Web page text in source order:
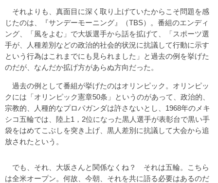
それよりも、真面目に深く取り上げていたからこそ問題を感
じたのは、『サンデーモーニング』（TBS）。番組のエンディ
ング、「風をよむ」で大坂選手から話を拡げて、「スポーツ選
手が、人種差別などの政治的社会的状況に抗議して行動に示す
という行為はこれまでにも見られました」と過去の例を挙げた
のだが、なんだか拡げ方があらぬ方向だった。
過去の例として番組が挙げたのはオリンピック。オリンピッ
クには「オリンピック憲章50条」というのがあって、政治的、
宗教的、人種的なプロパガンダは許さないとし、1968年のメキ
シコ五輪では、陸上1，2位になった黒人選手が表彰台で黒い手
袋をはめてこぶしを突き上げ、黒人差別に抗議して大会から追
放されたという。
でも、それ、大坂さんと関係なくね？ それは五輪。こちら
は全米オープン。何故、今朝、それを共に語る必要はあるのだ